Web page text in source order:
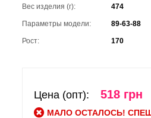
Вес изделия (г): 474
Параметры модели: 89-63-88
Рост: 170
Цена (опт): 518 грн
МАЛО ОСТАЛОСЬ!